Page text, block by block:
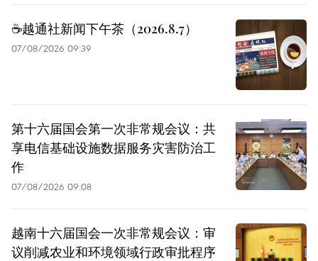
☕️越通社新闻下午茶（2026.8.7）
07/08/2026 09:39
第十六届国会第一次非常规会议：共
享电信基础设施数据服务灾害防治工
作
07/08/2026 09:08
越南十六届国会一次非常规会议：审
议削减农业和环境领域行政审批程序